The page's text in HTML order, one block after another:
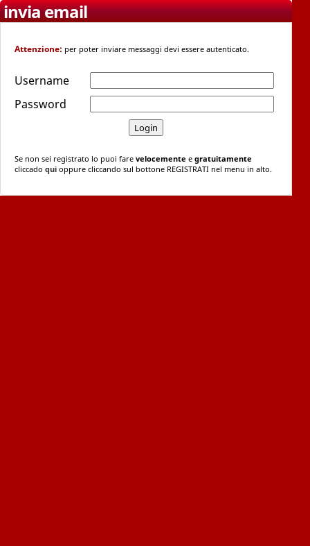
invia email
Attenzione: per poter inviare messaggi devi essere autenticato.
Username
Password
Se non sei registrato lo puoi fare velocemente e gratuitamente
cliccado qui oppure cliccando sul bottone REGISTRATI nel menu in alto.